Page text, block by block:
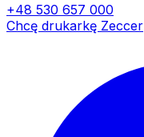
+48 530 657 000
Chcę drukarkę Zeccer